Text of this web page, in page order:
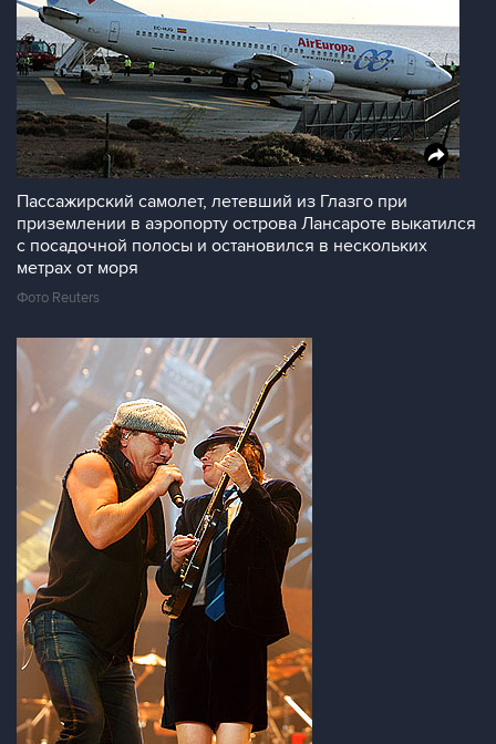
Пассажирский самолет, летевший из Глазго при
приземлении в аэропорту острова Лансароте выкатился
с посадочной полосы и остановился в нескольких
метрах от моря
Фото Reuters